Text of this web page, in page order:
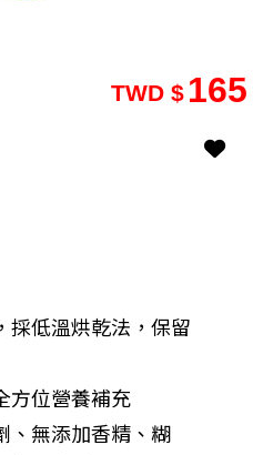
165
TWD $
採低溫烘乾法，保留
方位營養補充
、無添加香精、糊